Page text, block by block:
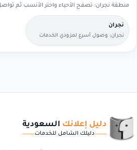
منطقة نجران: تصفح الأحياء واختر الأنسب ثم
نجران
نجران: وصول أسرع لمزودي الخدمات
القريبين منك.
دليل إعلانك السعودية
دليلك الشامل للخدمات